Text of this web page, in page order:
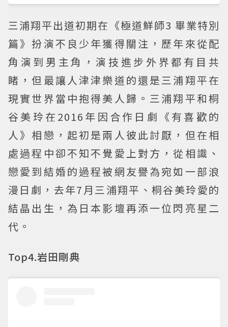
三浦翔平出道初期在《極道鮮師3 畢業特別
篇》扮演不良少年獲得關注，歷年來從配
角演到男主角，演技進步外界都有目共
睹，但最讓人津津樂道的還是三浦翔平在
現實世界當中抱得美人歸。三浦翔平和桐
谷美玲在2016年因合作日劇《有喜歡的
人》相戀，起初是兩人彼此討厭，但在相
處過程中卻不知不覺愛上對方，從相識、
戀愛到結婚的過程被網友譽為宛如一部浪
漫日劇，去年7月三浦翔平、桐谷美玲愛的
結晶出生，為日本影壇再添一位閃亮星二
代。
Top4.岩田剛典